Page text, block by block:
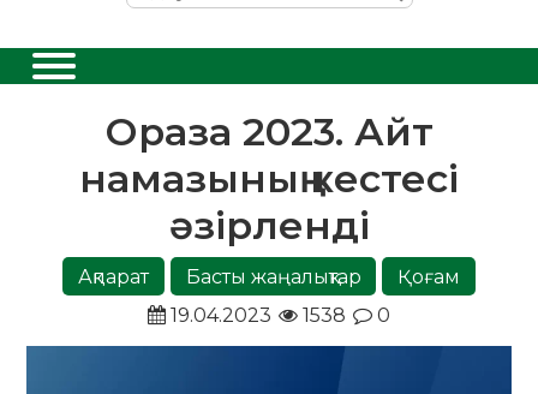
Ораза 2023. Айт
намазының кестесі
әзірленді
Ақпарат Басты жаңалықтар
Қоғам
19.04.2023
1538 0